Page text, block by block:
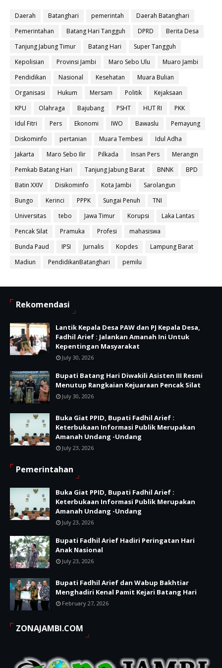
Daerah Batanghari pemerintah
Daerah Batanghari
Pemerintahan
Batang Hari Tangguh DPRD
Berita Desa
Tanjung Jabung Timur
Batang Hari
Super Tangguh
Kepolisian
Provinsi Jambi Maro Sebo Ulu
Muaro Jambi
Pendidikan
Nasional Kesehatan
Muara Bulian
Organisasi
Hukum Mersam Politik
Kejaksaan
KPU
Olahraga Bajubang PSHT HUT RI
PKK
Idul Fitri
Pers Ekonomi IWO Bawaslu
Pemayung
Diskominfo
pertanian Muara Tembesi
Idul Adha
Jakarta
Maro Sebo Ilir Pilkada Insan Pers
Merangin
Pemkab Batang Hari
Tanjung Jabung Barat BNNK
BPD
Batin XXIV
Disikominfo Kota Jambi
Sarolangun
Bungo
Kerinci PPPK Sungai Penuh
TNI
Universitas
tebo Jawa Timur Korupsi
Laka Lantas
Pencak Silat
Pramuka Profesi
mahasiswa
Bunda Paud
IPSI Jurnalis Kopdes
Lampung Barat
Madiun
PendidikanBatanghari pemilu
Rekomendasi
Lantik Kepala Desa PAW dan PJ Kepala Desa,
Fadhil Arief : Jalankan Amanah Ini Untuk
Kepentingan Masyarakat
July 30, 2026
Bupati Batang Hari Diwakili Asisten III Resmi
Menutup Rangkaian Kejuaraan Pencak Silat
July 30, 2026
Buka Giat PPID, Bupati Fadhil Arief :
Keterbukaan Informasi Publik Merupakan
Amanah Undang -Undang
July 23, 2026
Pemerintahan
Buka Giat PPID, Bupati Fadhil Arief :
Keterbukaan Informasi Publik Merupakan
Amanah Undang -Undang
July 23, 2026
Bupati Fadhil Arief Hadiri Peringatan Hari
Anak Nasional
July 23, 2026
Bupati Fadhil Arief dan Wabup Bakhtiar
Menghadiri Kenal Pamit Kejari Batang Hari
February 27, 2026
ZONAJAMBI.COM